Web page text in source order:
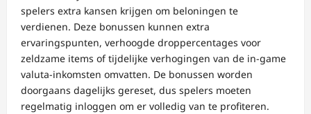
spelers extra kansen krijgen om beloningen te
verdienen. Deze bonussen kunnen extra
ervaringspunten, verhoogde droppercentages voor
zeldzame items of tijdelijke verhogingen van de in-game
valuta-inkomsten omvatten. De bonussen worden
doorgaans dagelijks gereset, dus spelers moeten
regelmatig inloggen om er volledig van te profiteren.